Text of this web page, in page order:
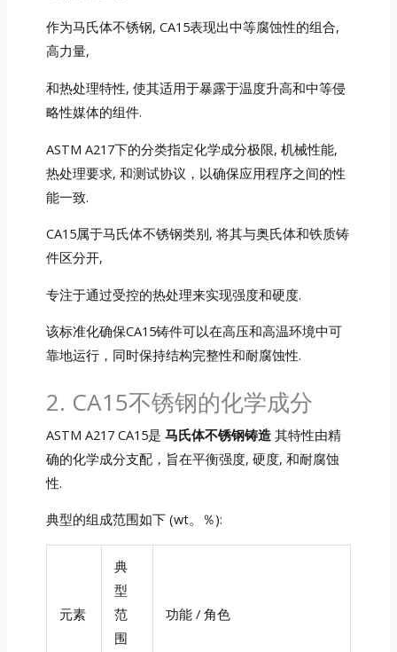
作为马氏体不锈钢, CA15表现出中等腐蚀性的组合,
高力量,
和热处理特性, 使其适用于暴露于温度升高和中等侵
略性媒体的组件.
ASTM A217下的分类指定化学成分极限, 机械性能,
热处理要求, 和测试协议，以确保应用程序之间的性
能一致.
CA15属于马氏体不锈钢类别, 将其与奥氏体和铁质铸
件区分开,
专注于通过受控的热处理来实现强度和硬度.
该标准化确保CA15铸件可以在高压和高温环境中可
靠地运行，同时保持结构完整性和耐腐蚀性.
2. CA15不锈钢的化学成分
ASTM A217 CA15是 马氏体不锈钢铸造其特性由精
确的化学成分支配，旨在平衡强度, 硬度, 和耐腐蚀
性.
典型的组成范围如下 (wt。％):
元素
典
型
范
围
功能 / 角色